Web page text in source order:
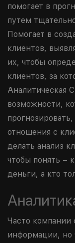
помогает в
путем
Помогает в
клиентов,
их, чтобы
клиентов, за
Аналитическая
возможности,
отношения с
делать анализ
чтобы понять –
деньги, а кто
Часто компании
информации, но